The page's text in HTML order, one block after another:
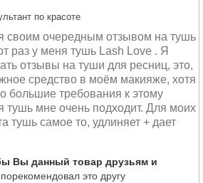
по красоте
своим очередным отзывом на тушь
раз у меня тушь Lash Love . Я
отзывы на туши для ресниц, это,
средство в моём макияже, хотя
большие требования к этому
тушь мне очень подходит. Для моих
тушь самое то, удлиняет + дает
Вы данный товар друзьям и
это другу